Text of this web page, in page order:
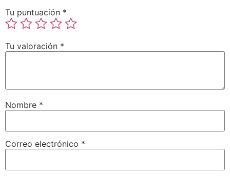
Tu puntuación *
Tu valoración *
Nombre *
Correo electrónico *